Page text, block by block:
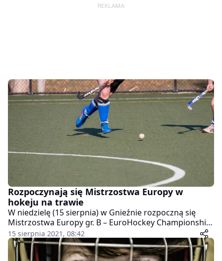
Rozpoczynają się Mistrzostwa Europy w
hokeju na trawie
W niedzielę (15 sierpnia) w Gnieźnie rozpoczną się
Mistrzostwa Europy gr. B – EuroHockey Championship
II. W spotkaniu otwarcia Polska zagra z Irlandią.
Początek o godz. 20:00.
15 sierpnia 2021, 08:42